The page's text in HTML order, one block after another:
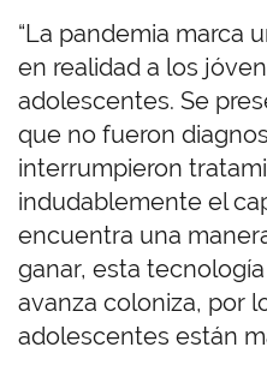
“La pandemia marca
en realidad a los
adolescentes. Se
que no fueron
interrumpieron
indudablemente el
encuentra una
ganar, esta
avanza coloniza, por
adolescentes están